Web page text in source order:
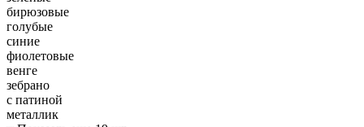
бирюзовые
голубые
синие
фиолетовые
венге
зебрано
с патиной
металлик